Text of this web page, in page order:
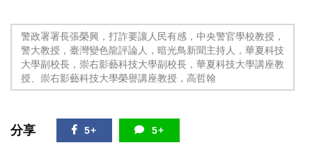
警政署署長張榮興，打詐要讓人民有感，中央警官學校教授，
警大教授，臺灣變色龍評論人，暗光鳥新聞主持人，華夏科技
大學副校長，崇右影藝科技大學副校長，華夏科技大學講座教
授、崇右影藝科技大學榮譽講座教授，高哲翰
分享 5+ 5+